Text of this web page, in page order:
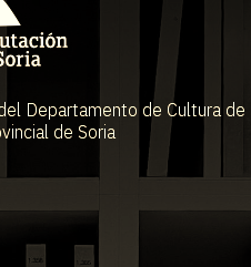
Departamento de Cultura de
de Soria